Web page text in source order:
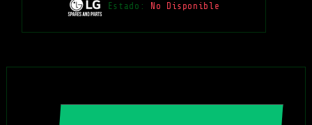
Estado: No Disponible